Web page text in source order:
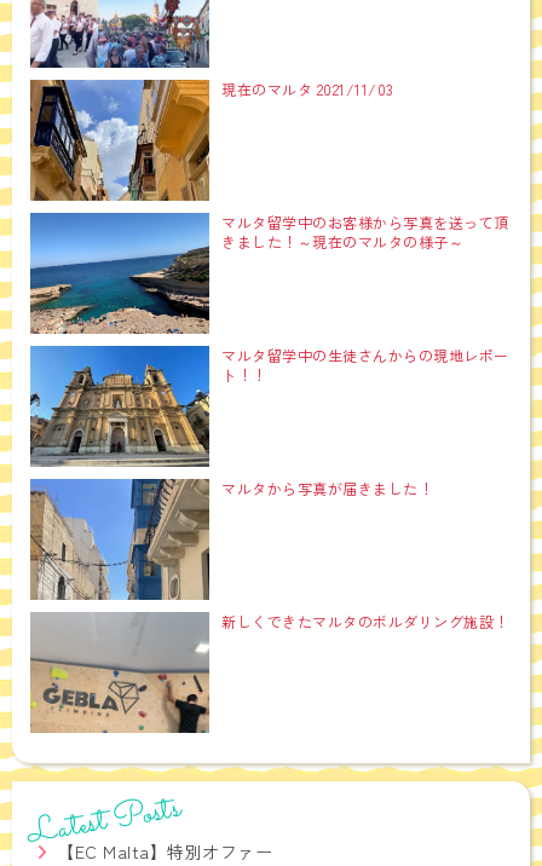
現在のマルタ 2021/11/03
マルタ留学中のお客様から写真を送って頂
きました！～現在のマルタの様子～
マルタ留学中の生徒さんからの現地レポー
ト！！
マルタから写真が届きました！
新しくできたマルタのボルダリング施設！
Latest Posts
【EC Malta】特別オファー